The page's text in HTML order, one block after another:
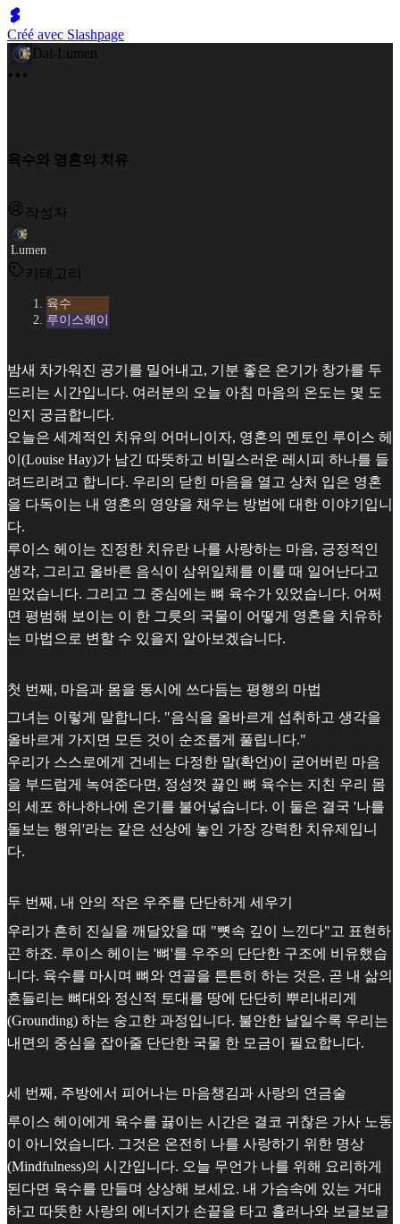
Créé avec Slashpage
Dal-Lumen
육수와 영혼의 치유
작성자
Lumen
카테고리
육수
루이스헤이
밤새 차가워진 공기를 밀어내고, 기분 좋은 온기가 창가를 두
드리는 시간입니다. 여러분의 오늘 아침 마음의 온도는 몇 도
인지 궁금합니다.
오늘은 세계적인 치유의 어머니이자, 영혼의 멘토인 루이스 헤
이(Louise Hay)가 남긴 따뜻하고 비밀스러운 레시피 하나를 들
려드리려고 합니다. 우리의 닫힌 마음을 열고 상처 입은 영혼
을 다독이는 내 영혼의 영양을 채우는 방법에 대한 이야기입니
다.
루이스 헤이는 진정한 치유란 나를 사랑하는 마음, 긍정적인
생각, 그리고 올바른 음식이 삼위일체를 이룰 때 일어난다고
믿었습니다. 그리고 그 중심에는 뼈 육수가 있었습니다. 어쩌
면 평범해 보이는 이 한 그릇의 국물이 어떻게 영혼을 치유하
는 마법으로 변할 수 있을지 알아보겠습니다.
첫 번째, 마음과 몸을 동시에 쓰다듬는 평행의 마법
그녀는 이렇게 말합니다. "음식을 올바르게 섭취하고 생각을
올바르게 가지면 모든 것이 순조롭게 풀립니다."
우리가 스스로에게 건네는 다정한 말(확언)이 굳어버린 마음
을 부드럽게 녹여준다면, 정성껏 끓인 뼈 육수는 지친 우리 몸
의 세포 하나하나에 온기를 불어넣습니다. 이 둘은 결국 '나를
돌보는 행위'라는 같은 선상에 놓인 가장 강력한 치유제입니
다.
두 번째, 내 안의 작은 우주를 단단하게 세우기
우리가 흔히 진실을 깨달았을 때 "뼛속 깊이 느낀다"고 표현하
곤 하죠. 루이스 헤이는 '뼈'를 우주의 단단한 구조에 비유했습
니다. 육수를 마시며 뼈와 연골을 튼튼히 하는 것은, 곧 내 삶의
흔들리는 뼈대와 정신적 토대를 땅에 단단히 뿌리내리게
(Grounding) 하는 숭고한 과정입니다. 불안한 날일수록 우리는
내면의 중심을 잡아줄 단단한 국물 한 모금이 필요합니다.
세 번째, 주방에서 피어나는 마음챙김과 사랑의 연금술
루이스 헤이에게 육수를 끓이는 시간은 결코 귀찮은 가사 노동
이 아니었습니다. 그것은 온전히 나를 사랑하기 위한 명상
(Mindfulness)의 시간입니다. 오늘 무언가 나를 위해 요리하게
된다면 육수를 만들며 상상해 보세요. 내 가슴속에 있는 거대
하고 따뜻한 사랑의 에너지가 손끝을 타고 흘러나와 보글보글